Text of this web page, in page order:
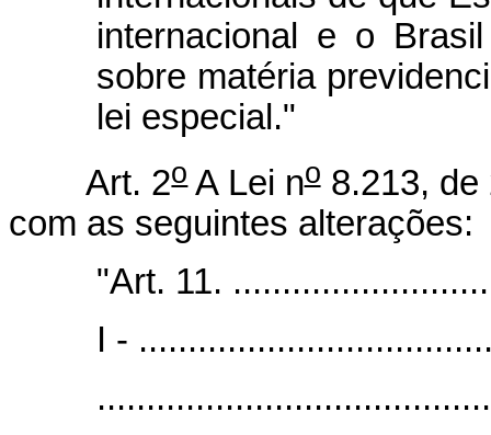
internacional e o
sobre matéria
lei especial."
Art. 2oA Lei no8.213, de
com as seguintes alterações:
"Art. 11.
I -